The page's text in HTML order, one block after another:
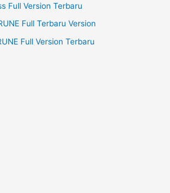
Full Version Terbaru
Full Terbaru Version
Full Version Terbaru